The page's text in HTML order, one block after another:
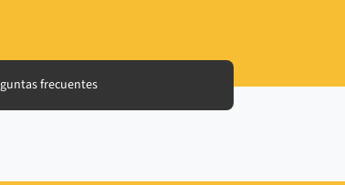
frecuentes